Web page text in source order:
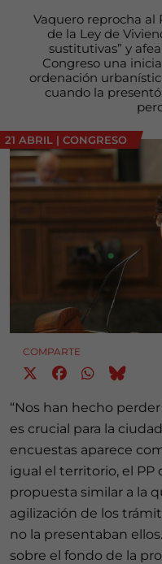
Vaquero reprocha al
de la Ley de
sustitutivas” y
Congreso una
ordenación
cuando la
21 ABRIL | CONGRESO
COMPARTE
“Nos han hecho
es crucial para la
encuestas aparece
igual el territorio, el PP
propuesta similar a la
agilización de los
no la presentaban
sobre el fondo de la